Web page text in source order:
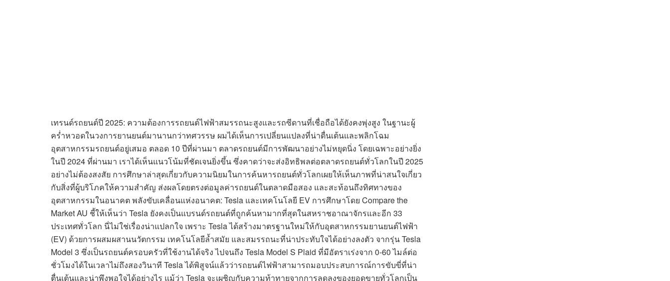
เทรนด์รถยนต์ปี 2025: ความต้องการรถยนต์ไฟฟ้าสมรรถนะสูงและรถซีดานที่เชื่อถือได้ยังคงพุ่งสูง ในฐานะผู้
คร่ำหวอดในวงการยานยนต์มานานกว่าทศวรรษ ผมได้เห็นการเปลี่ยนแปลงที่น่าตื่นเต้นและพลิกโฉม
อุตสาหกรรมรถยนต์อยู่เสมอ ตลอด 10 ปีที่ผ่านมา ตลาดรถยนต์มีการพัฒนาอย่างไม่หยุดนิ่ง โดยเฉพาะอย่างยิ่ง
ในปี 2024 ที่ผ่านมา เราได้เห็นแนวโน้มที่ชัดเจนยิ่งขึ้น ซึ่งคาดว่าจะส่งอิทธิพลต่อตลาดรถยนต์ทั่วโลกในปี 2025
อย่างไม่ต้องสงสัย การศึกษาล่าสุดเกี่ยวกับความนิยมในการค้นหารถยนต์ทั่วโลกเผยให้เห็นภาพที่น่าสนใจเกี่ยว
กับสิ่งที่ผู้บริโภคให้ความสำคัญ ส่งผลโดยตรงต่อมูลค่ารถยนต์ในตลาดมือสอง และสะท้อนถึงทิศทางของ
อุตสาหกรรมในอนาคต พลังขับเคลื่อนแห่งอนาคต: Tesla และเทคโนโลยี EV การศึกษาโดย Compare the
Market AU ชี้ให้เห็นว่า Tesla ยังคงเป็นแบรนด์รถยนต์ที่ถูกค้นหามากที่สุดในสหราชอาณาจักรและอีก 33
ประเทศทั่วโลก นี่ไม่ใช่เรื่องน่าแปลกใจ เพราะ Tesla ได้สร้างมาตรฐานใหม่ให้กับอุตสาหกรรมยานยนต์ไฟฟ้า
(EV) ด้วยการผสมผสานนวัตกรรม เทคโนโลยีล้ำสมัย และสมรรถนะที่น่าประทับใจได้อย่างลงตัว จากรุ่น Tesla
Model 3 ซึ่งเป็นรถยนต์ครอบครัวที่ใช้งานได้จริง ไปจนถึง Tesla Model S Plaid ที่มีอัตราเร่งจาก 0-60 ไมล์ต่อ
ชั่วโมงได้ในเวลาไม่ถึงสองวินาที Tesla ได้พิสูจน์แล้วว่ารถยนต์ไฟฟ้าสามารถมอบประสบการณ์การขับขี่ที่น่า
ตื่นเต้นและน่าพึงพอใจได้อย่างไร แม้ว่า Tesla จะเผชิญกับความท้าทายจากการลดลงของยอดขายทั่วโลกเป็น